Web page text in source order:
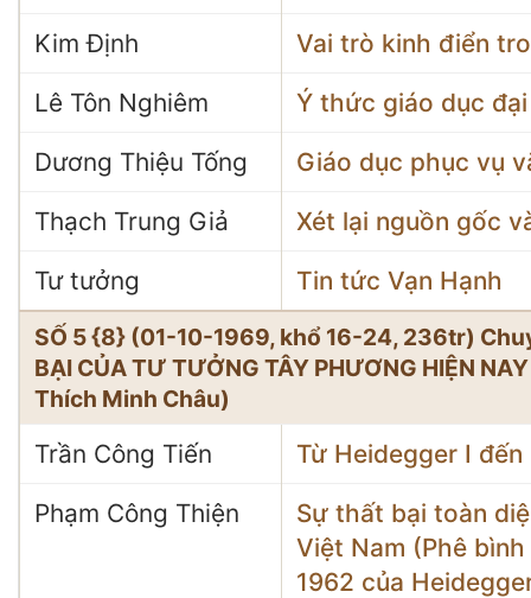
Kim Định
Vai trò kinh điển
Lê Tôn Nghiêm
Ý thức giáo dục
Dương Thiệu Tống
Giáo dục phục vụ
Thạch Trung Giả
Xét lại nguồn gốc
Tư tưởng
Tin tức Vạn Hạnh
SỐ 5 {8} (01-10-1969, khổ 16-24, 236tr)
BẠI CỦA TƯ TƯỞNG TÂY PHƯƠNG HIỆN
Thích Minh Châu)
Trần Công Tiến
Từ Heidegger I
Phạm Công Thiện
Sự thất bại toàn
Việt Nam (Phê
1962 của